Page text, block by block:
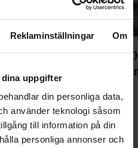
Reklaminställningar Om
uppgifter
din personliga data,
använder teknologi såsom
till information på din
personliga annonser och
in!
Efter
New